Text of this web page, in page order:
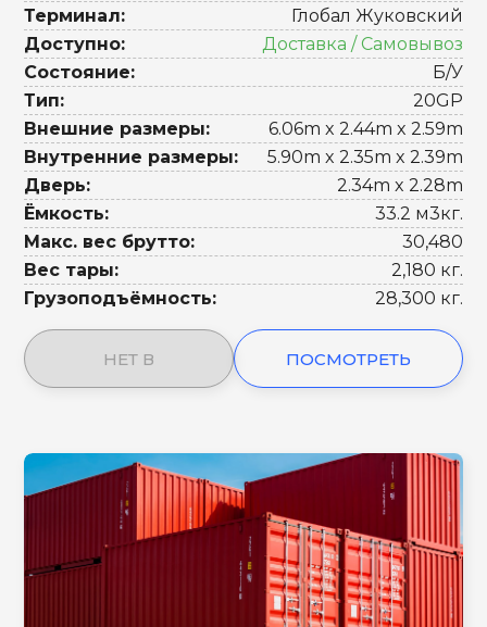
Терминал:
Глобал Жуковский
Доступно:
Доставка / Самовывоз
Состояние:
Б/У
Тип:
20GP
Внешние размеры:
6.06m x 2.44m x 2.59m
Внутренние размеры:
5.90m x 2.35m x 2.39m
Дверь:
2.34m x 2.28m
Ёмкость:
33.2 м3кг.
Макс. вес брутто:
30,480
Вес тары:
2,180 кг.
Грузоподъёмность:
28,300 кг.
НЕТ В ПОСМОТРЕТЬ